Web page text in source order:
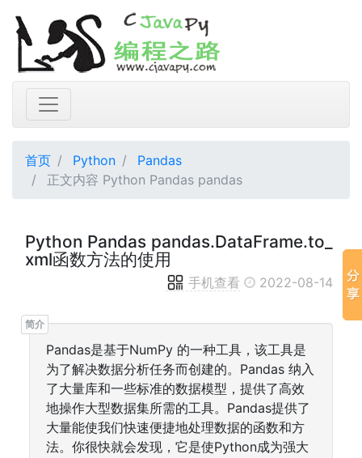
首页 Python
Pandas
正文内容 Python Pandas pandas
Python Pandas pandas.DataFrame.to_
xml函数方法的使用
手机查看 2022-08-14
Pandas是基于NumPy 的一种工具，该工具是
为了解决数据分析任务而创建的。Pandas 纳入
了大量库和一些标准的数据模型，提供了高效
地操作大型数据集所需的工具。Pandas提供了
大量能使我们快速便捷地处理数据的函数和方
法。你很快就会发现，它是使Python成为强大